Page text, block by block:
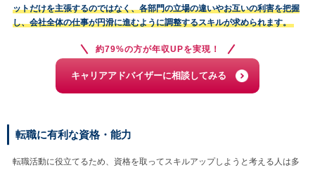
ットだけを主張するのではなく、各部門の立場の違いやお互いの利害を把握
し、会社全体の仕事が円滑に進むように調整するスキルが求められます。
約79%の方が年収UPを実現！
キャリアアドバイザーに相談してみる
転職に有利な資格・能力
転職活動に役立てるため、資格を取ってスキルアップしようと考える人は多